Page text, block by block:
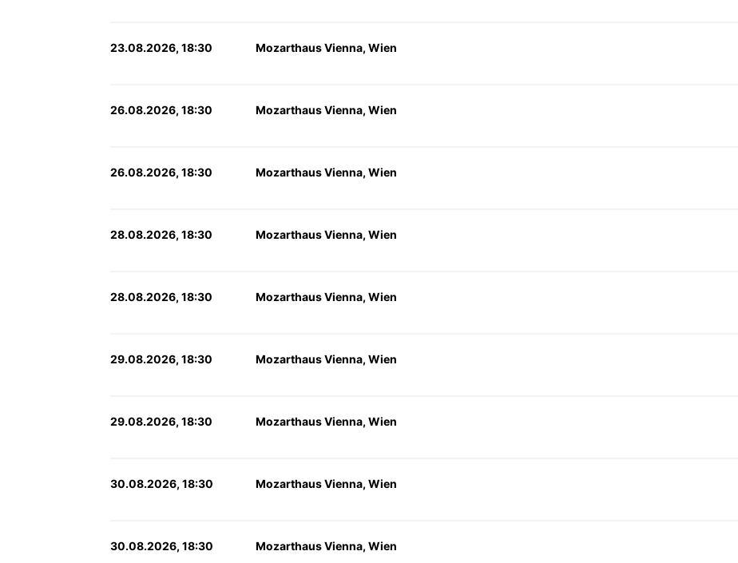
23.08.2026, 18:30 Mozarthaus Vienna, Wien
26.08.2026, 18:30 Mozarthaus Vienna, Wien
26.08.2026, 18:30 Mozarthaus Vienna, Wien
28.08.2026, 18:30 Mozarthaus Vienna, Wien
28.08.2026, 18:30 Mozarthaus Vienna, Wien
29.08.2026, 18:30 Mozarthaus Vienna, Wien
29.08.2026, 18:30 Mozarthaus Vienna, Wien
30.08.2026, 18:30 Mozarthaus Vienna, Wien
30.08.2026, 18:30 Mozarthaus Vienna, Wien